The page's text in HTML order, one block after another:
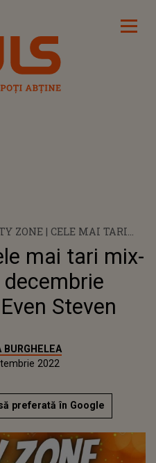
ZONE | CELE MAI TARI
URI ALE LUNII DECEMBRIE
DE EVEN STEVEN
mai tari mix-
Steven
BURGHELEA
2022
preferată în Google